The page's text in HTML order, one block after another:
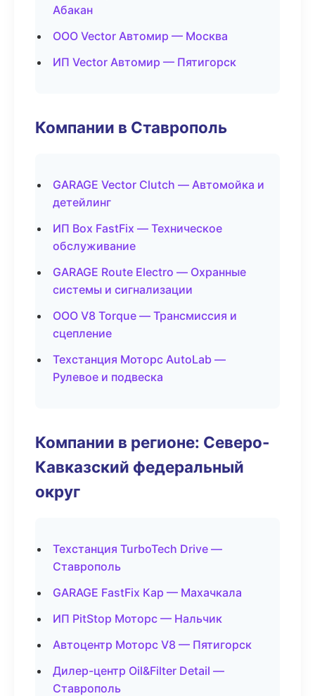
Абакан
ООО Vector Автомир — Москва
ИП Vector Автомир — Пятигорск
Компании в Ставрополь
GARAGE Vector Clutch — Автомойка и
детейлинг
ИП Box FastFix — Техническое
обслуживание
GARAGE Route Electro — Охранные
системы и сигнализации
ООО V8 Torque — Трансмиссия и
сцепление
Техстанция Моторс AutoLab —
Рулевое и подвеска
Компании в регионе: Северо-
Кавказский федеральный
округ
Техстанция TurboTech Drive —
Ставрополь
GARAGE FastFix Кар — Махачкала
ИП PitStop Моторс — Нальчик
Автоцентр Моторс V8 — Пятигорск
Дилер-центр Oil&Filter Detail —
Ставрополь